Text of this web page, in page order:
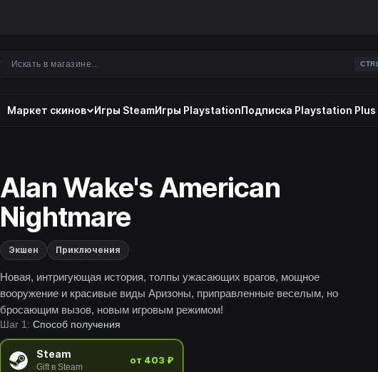
CTRL
Маркет скинов Игры SteamИгры PlaystationПодписка Playstation Plus
Alan Wake's American
Nightmare
Экшен Приключения
Новая, интригующая история, толпы ужасающих врагов, мощное
вооружение и красивые виды Аризоны, приправленные веселым, но
бросающим вызов, новым игровым режимом!
Шаг 1: Способ получения
Steam
Gift в Steam
от 403 ₽